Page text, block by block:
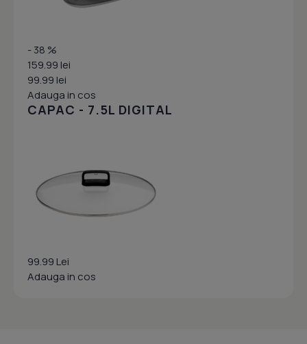
- 38 %
159.99 lei
99.99 lei
Adauga in cos
CAPAC - 7.5L DIGITAL
99.99 Lei
Adauga in cos